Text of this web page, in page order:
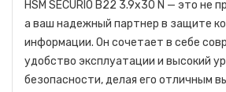
HSM SECURIO B22 3.9x30 N — это не
а ваш надежный партнер в защите
информации. Он сочетает в себе
удобство эксплуатации и высокий
безопасности, делая его отличным